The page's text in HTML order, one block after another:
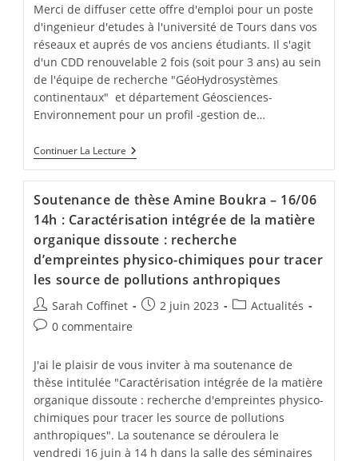
Merci de diffuser cette offre d'emploi pour un poste
d'ingenieur d'etudes à l'université de Tours dans vos
réseaux et auprés de vos anciens étudiants. Il s'agit
d'un CDD renouvelable 2 fois (soit pour 3 ans) au sein
de l'équipe de recherche "GéoHydrosystèmes
continentaux" et département Géosciences-
Environnement pour un profil -gestion de…
Continuer La Lecture
Soutenance de thèse Amine Boukra – 16/06
14h : Caractérisation intégrée de la matière
organique dissoute : recherche
d’empreintes physico-chimiques pour tracer
les source de pollutions anthropiques
Sarah Coffinet 2 juin 2023
Actualités
0 commentaire
J'ai le plaisir de vous inviter à ma soutenance de
thèse intitulée "Caractérisation intégrée de la matière
organique dissoute : recherche d'empreintes physico-
chimiques pour tracer les source de pollutions
anthropiques". La soutenance se déroulera le
vendredi 16 juin à 14 h dans la salle des séminaires